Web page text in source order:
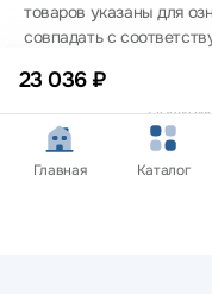
23 036 ₽
товаров указаны для
совпадать с
товаров - уточняйте
оформлении заказа.
© 2012
Главная Каталог